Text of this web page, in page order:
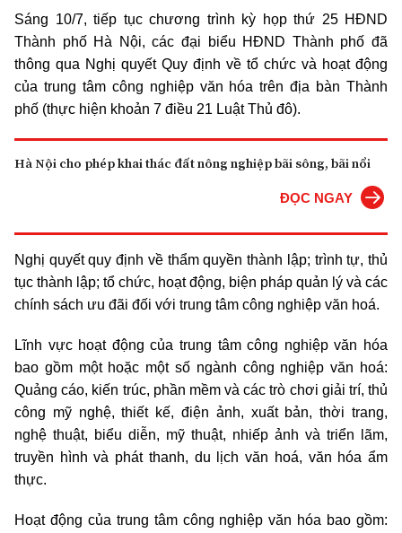
Sáng 10/7, tiếp tục chương trình kỳ họp thứ 25 HĐND
Thành phố Hà Nội, các đại biểu HĐND Thành phố đã
thông qua Nghị quyết Quy định về tổ chức và hoạt động
của trung tâm công nghiệp văn hóa trên địa bàn Thành
phố (thực hiện khoản 7 điều 21 Luật Thủ đô).
Hà Nội cho phép khai thác đất nông nghiệp bãi sông, bãi nổi
ĐỌC NGAY
Nghị quyết quy định về thẩm quyền thành lập; trình tự, thủ
tục thành lập; tổ chức, hoạt động, biện pháp quản lý và các
chính sách ưu đãi đối với trung tâm công nghiệp văn hoá.
Lĩnh vực hoạt động của trung tâm công nghiệp văn hóa
bao gồm một hoặc một số ngành công nghiệp văn hoá:
Quảng cáo, kiến trúc, phần mềm và các trò chơi giải trí, thủ
công mỹ nghệ, thiết kế, điện ảnh, xuất bản, thời trang,
nghệ thuật, biểu diễn, mỹ thuật, nhiếp ảnh và triển lãm,
truyền hình và phát thanh, du lịch văn hoá, văn hóa ẩm
thực.
Hoạt động của trung tâm công nghiệp văn hóa bao gồm: